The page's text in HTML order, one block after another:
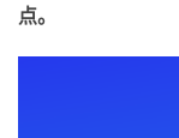
点。